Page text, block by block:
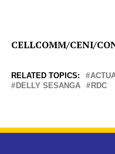
CELLCOMM/CENI/
RELATED TOPICS:
DELLY SESANGA
RDC